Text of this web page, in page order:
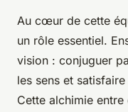
Au cœur de cette
un rôle essentiel.
vision : conjuguer
les sens et
Cette alchimie